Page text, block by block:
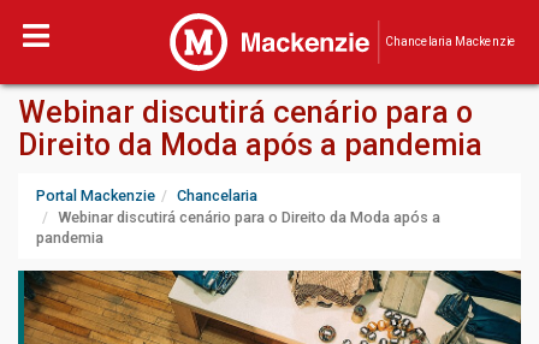
Chancelaria Mackenzie
Webinar discutirá cenário para o
Direito da Moda após a pandemia
Portal Mackenzie
Chancelaria
Webinar discutirá cenário para o Direito da Moda após a
pandemia